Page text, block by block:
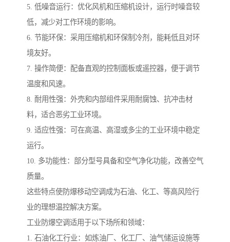
5. 低噪音运行：优化风机和压缩机设计，运行时噪音较
低，减少对工作环境的影响。
6. 节能环保：采用压缩机和环保制冷剂，能耗低且对环
境友好。
7. 操作简便：配备直观的控制面板或遥控器，便于调节
温度和风速。
8. 耐用性强：外壳和内部组件采用耐腐蚀、抗冲击材
料，适合恶劣工业环境。
9. 适应性强：可在高温、高湿或多尘的工业环境中稳定
运行。
10. 多功能性：部分型号具备和空气净化功能，改善空气
质量。
这些特点使防爆移动空调成为石油、化工、等高风险行
业的理想温控解决方案。
工业防爆空调适用于以下场所和领域：
1. 石油化工行业：如炼油厂、化工厂、油气储运设施等